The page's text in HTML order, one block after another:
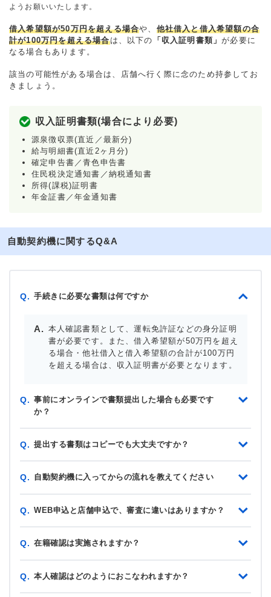
ようお願いいたします。
借入希望額が50万円を超える場合や、 他社借入と借入希望額の合
計が100万円を超える場合は、以下の 「収入証明書類」が必要に
なる場合もあります。
該当の可能性がある場合は、店舗へ行く際に念のため持参してお
きましょう。
収入証明書類(場合により必要)
源泉徴収票(直近／最新分)
給与明細書(直近2ヶ月分)
確定申告書／青色申告書
住民税決定通知書／納税通知書
所得(課税)証明書
年金証書／年金通知書
自動契約機に関するQ&A
Q. 手続きに必要な書類は何ですか
本人確認書類として、運転免許証などの身分証明
書が必要です。また、借入希望額が50万円を超え
る場合・他社借入と借入希望額の合計が100万円
を超える場合は、収入証明書が必要となります。
Q. 事前にオンラインで書類提出した場合も必要です
か？
Q. 提出する書類はコピーでも大丈夫ですか？
Q. 自動契約機に入ってからの流れを教えてください
Q. WEB申込と店舗申込で、審査に違いはありますか？
Q. 在籍確認は実施されますか？
Q. 本人確認はどのようにおこなわれますか？